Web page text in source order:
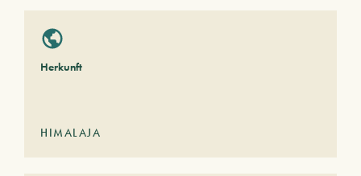
Herkunft
HIMALAJA